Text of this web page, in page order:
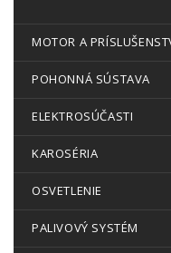
MOTOR A
POHONNÁ SÚSTAVA
ELEKTROSÚČASTI
KAROSÉRIA
OSVETLENIE
PALIVOVÝ SYSTÉM